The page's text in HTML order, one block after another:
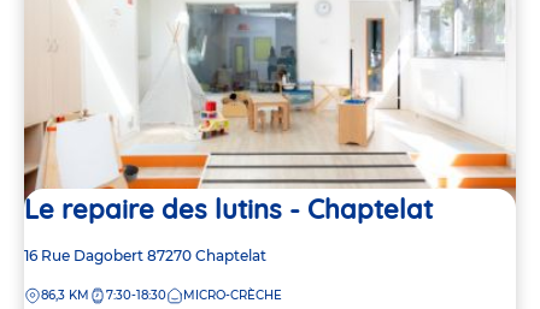
Le repaire des lutins - Chaptelat
Adresse
la
16 Rue Dagobert 87270 Chaptelat
DISTANCE
86,3 KM 7:30-18:30 MICRO-CRÈCHE